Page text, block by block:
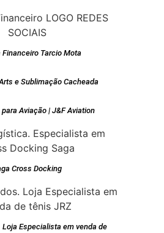
Financeiro Tarcio Mota
e Sublimação Cacheada
Aviação | J&F Aviation
Cross Docking
Especialista em venda de